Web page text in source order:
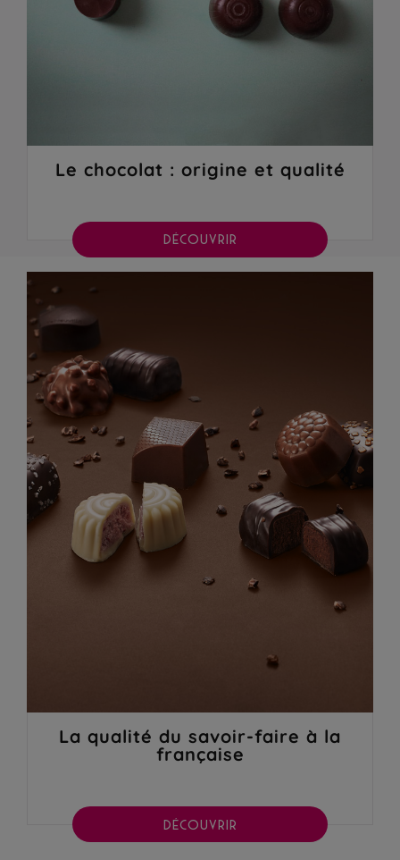
Le chocolat : origine et qualité
DÉCOUVRIR
La qualité du savoir-faire à la
française
DÉCOUVRIR